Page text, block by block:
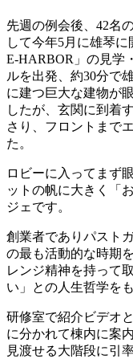
先週の例会後、42名
して今年5月に雄琴
E-HARBOR」の見学
ルを出発、約30分で
に建つ巨大な建物が
したが、玄関に到着
さり、フロントまで
た。
ロビーに入ってまず
ットの帆に大きく「
ジェです。
創業者でありパスト
の最も活動的な時期
レンジ精神を持って
い」との人生哲学を
研修室で紹介ビデオ
に分かれて棟内に案
見渡せる大階段に引